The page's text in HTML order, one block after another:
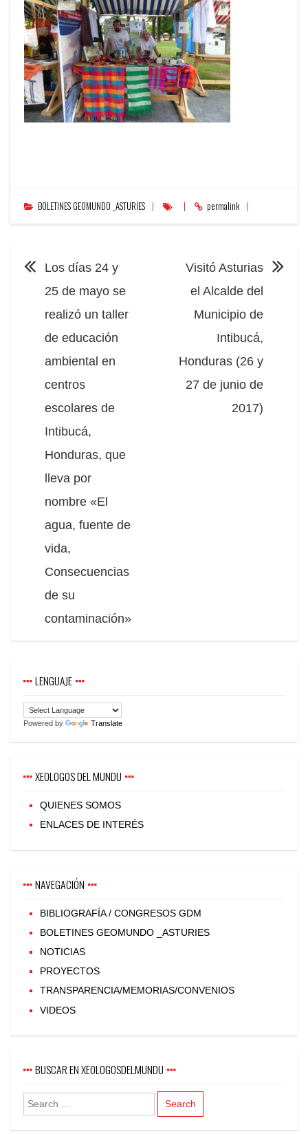
BOLETINES GEOMUNDO _ASTURIES permalink
NAVEGACIÓN
Los días 24 y
25 de mayo se
realizó un taller
de educación
ambiental en
centros
escolares de
Intibucá,
Honduras, que
lleva por
nombre «El
agua, fuente de
vida,
Consecuencias
de su
contaminación»
Visitó Asturias
el Alcalde del
Municipio de
Intibucá,
Honduras (26 y
27 de junio de
2017)
LENGUAJE
Powered by Translate
XEOLOGOS DEL MUNDU
QUIENES SOMOS
ENLACES DE INTERÉS
NAVEGACIÓN
BIBLIOGRAFÍA / CONGRESOS GDM
BOLETINES GEOMUNDO _ASTURIES
NOTICIAS
PROYECTOS
TRANSPARENCIA/MEMORIAS/CONVENIOS
VIDEOS
BUSCAR EN XEOLOGOSDELMUNDU